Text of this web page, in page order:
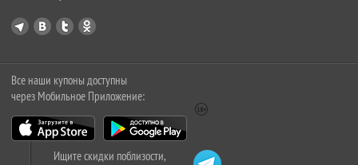
Все наши купоны доступны
через Мобильное Приложение:
Ищите скидки поблизости,